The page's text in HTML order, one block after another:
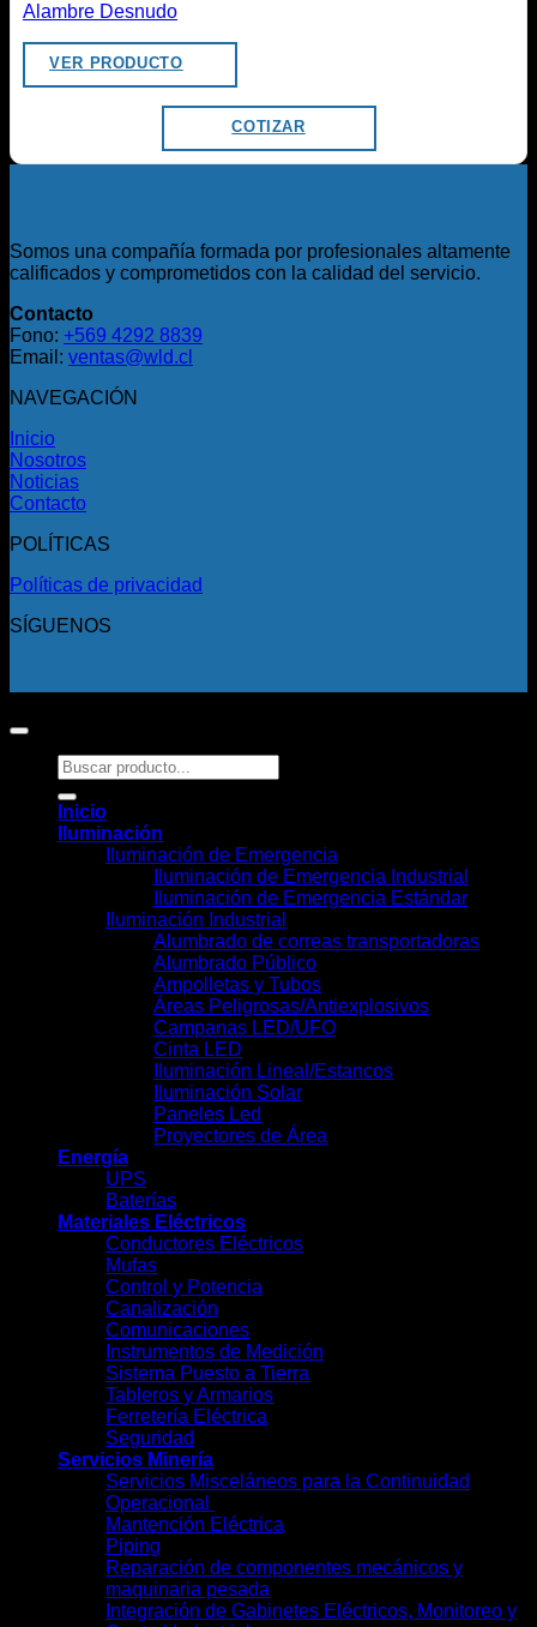
Alambre Desnudo
VER PRODUCTO
COTIZAR
Somos una compañía formada por profesionales altamente
calificados y comprometidos con la calidad del servicio.
Contacto
Fono: +569 4292 8839
Email: ventas@wld.cl
NAVEGACIÓN
Inicio
Nosotros
Noticias
Contacto
POLÍTICAS
Políticas de privacidad
SÍGUENOS
Buscar
por:
Inicio
Iluminación
Iluminación de Emergencia
Iluminación de Emergencia Industrial
Iluminación de Emergencia Estándar
Iluminación Industrial
Alumbrado de correas transportadoras
Alumbrado Público
Ampolletas y Tubos
Áreas Peligrosas/Antiexplosivos
Campanas LED/UFO
Cinta LED
Iluminación Lineal/Estancos
Iluminación Solar
Paneles Led
Proyectores de Área
Energía
UPS
Baterías
Materiales Eléctricos
Conductores Eléctricos
Mufas
Control y Potencia
Canalización
Comunicaciones
Instrumentos de Medición
Sistema Puesto a Tierra
Tableros y Armarios
Ferretería Eléctrica
Seguridad
Servicios Minería
Servicios Misceláneos para la Continuidad
Operacional
Mantención Eléctrica
Piping
Reparación de componentes mecánicos y
maquinaria pesada
Integración de Gabinetes Eléctricos, Monitoreo y